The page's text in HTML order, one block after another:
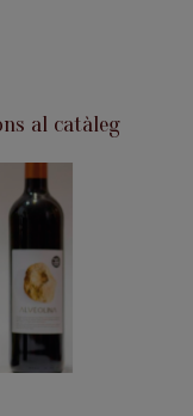
al catàleg